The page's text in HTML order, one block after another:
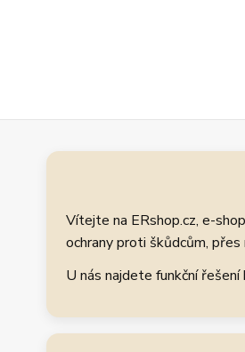
Vítejte na ERshop.cz, e-
ochrany proti škůdcům,
U nás najdete funkční